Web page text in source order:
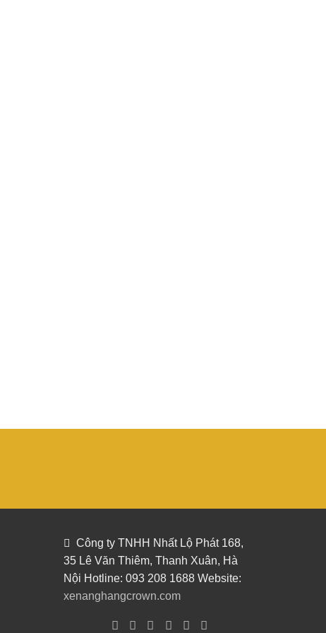
Công ty TNHH Nhất Lộ Phát 168,
35 Lê Văn Thiêm, Thanh Xuân, Hà
Nội Hotline: 093 208 1688 Website:
xenanghangcrown.com